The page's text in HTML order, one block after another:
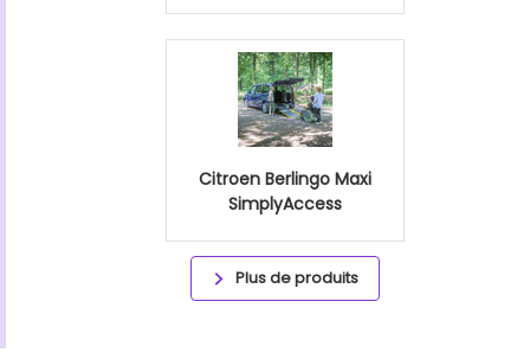
Citroen Berlingo Maxi
SimplyAccess
Plus de produits